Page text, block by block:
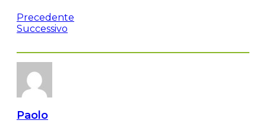
Precedente
Successivo
Paolo